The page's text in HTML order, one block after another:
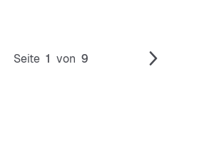
Seite 1 von 9